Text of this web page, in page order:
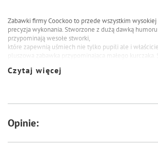
Zabawki firmy Coockoo to przede wszystkim wysokiej
precyzja wykonania.Stworzone z dużą dawką
przypominają wesołe stworki,
które zapewnią uśmiech nie tylko pupili ale i
pluszowa zabawka przypominająca małego kurczaka.
właścicielowi o domowe sprzęty. Zabawka obszyta jest
Czytaj więcej
Opinie: